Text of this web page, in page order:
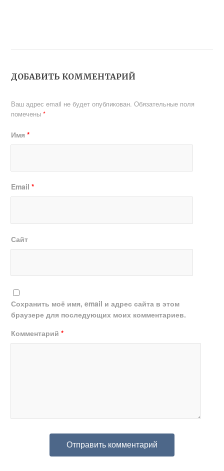
ДОБАВИТЬ КОММЕНТАРИЙ
Ваш адрес email не будет опубликован. Обязательные поля
помечены*
Имя*
Email*
Сайт
Сохранить моё имя, email и адрес сайта в этом
браузере для последующих моих комментариев.
Комментарий*